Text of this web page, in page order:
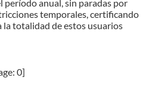
período anual, sin paradas por
temporales, certificando
totalidad de estos usuarios
0]